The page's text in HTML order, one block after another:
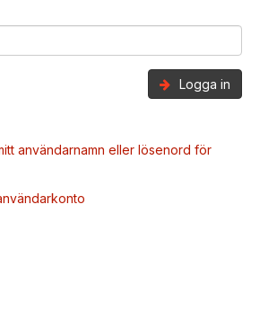
Logga in
användarnamn eller lösenord för